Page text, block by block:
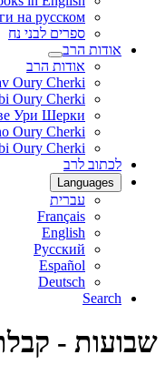
на русском
ספרים לבני נח
אודות הרב
אודות הרב
Oury Cherki
Oury Cherki
Ури Шерки
Oury Cherki
Oury Cherki
לכתוב לרב
Languages
עברית
Français
English
Русский
Español
Deutsch
Search
שבועות -